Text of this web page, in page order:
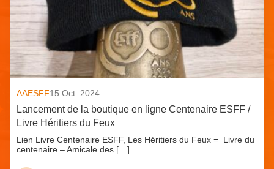
AAESFF15 Oct. 2024
Lancement de la boutique en ligne Centenaire ESFF /
Livre Héritiers du Feux
Lien Livre Centenaire ESFF, Les Héritiers du Feux = Livre du
centenaire – Amicale des […]